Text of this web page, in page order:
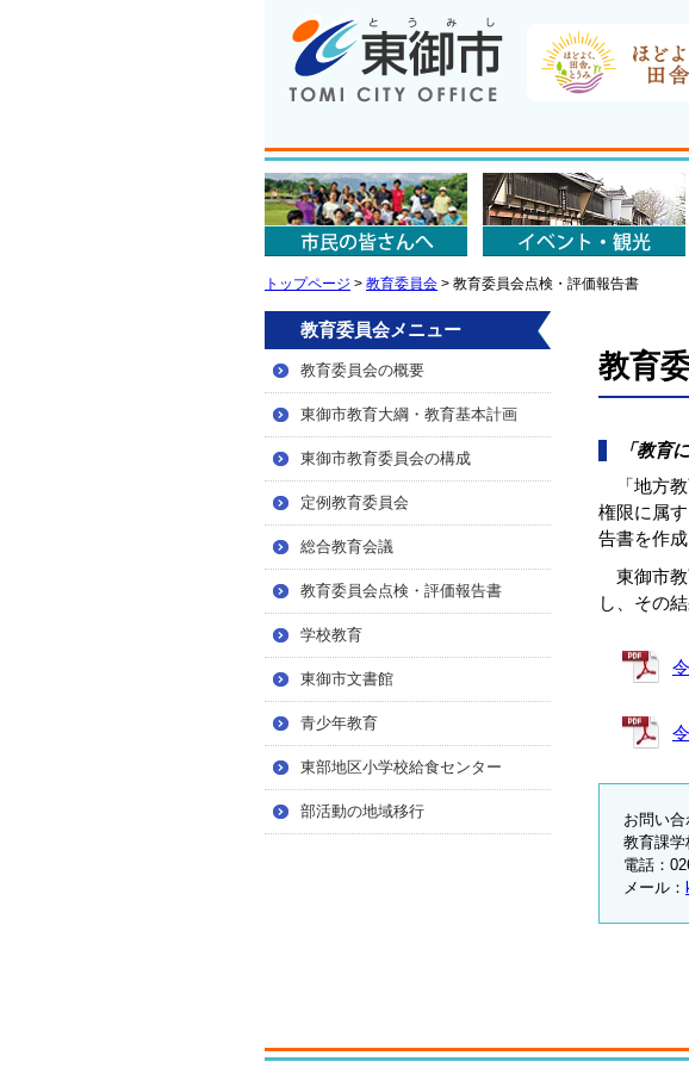
トップページ > 教育委員会 > 教育委員会点検・評価報告書
教育
「教育
「地方
権限に属
告書を作
東御市教
し、その
お問い
教育課
電話：
メール：
教育委員会メニュー
教育委員会の概要
東御市教育大綱・教育基本計画
東御市教育委員会の構成
定例教育委員会
総合教育会議
教育委員会点検・評価報告書
学校教育
東御市文書館
青少年教育
東部地区小学校給食センター
部活動の地域移行